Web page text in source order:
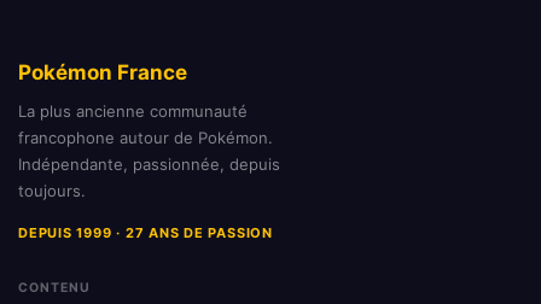
Pokémon France
La plus ancienne communauté
francophone autour de Pokémon.
Indépendante, passionnée, depuis
toujours.
DEPUIS 1999 · 27 ANS DE PASSION
CONTENU